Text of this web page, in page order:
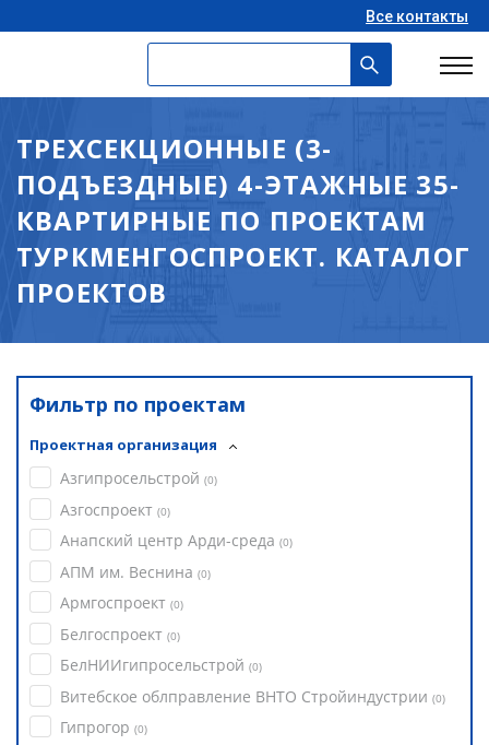
Все контакты
ТРЕХСЕКЦИОННЫЕ (3-
ПОДЪЕЗДНЫЕ) 4-ЭТАЖНЫЕ 35-
КВАРТИРНЫЕ ПО ПРОЕКТАМ
ТУРКМЕНГОСПРОЕКТ. КАТАЛОГ
ПРОЕКТОВ
Фильтр по проектам
Проектная организация
Азгипросельстрой (0)
Азгоспроект (0)
Анапский центр Арди-среда (0)
АПМ им. Веснина (0)
Армгоспроект (0)
Белгоспроект (0)
БелНИИгипросельстрой (0)
Витебское облправление ВНТО Стройиндустрии (0)
Гипрогор (0)